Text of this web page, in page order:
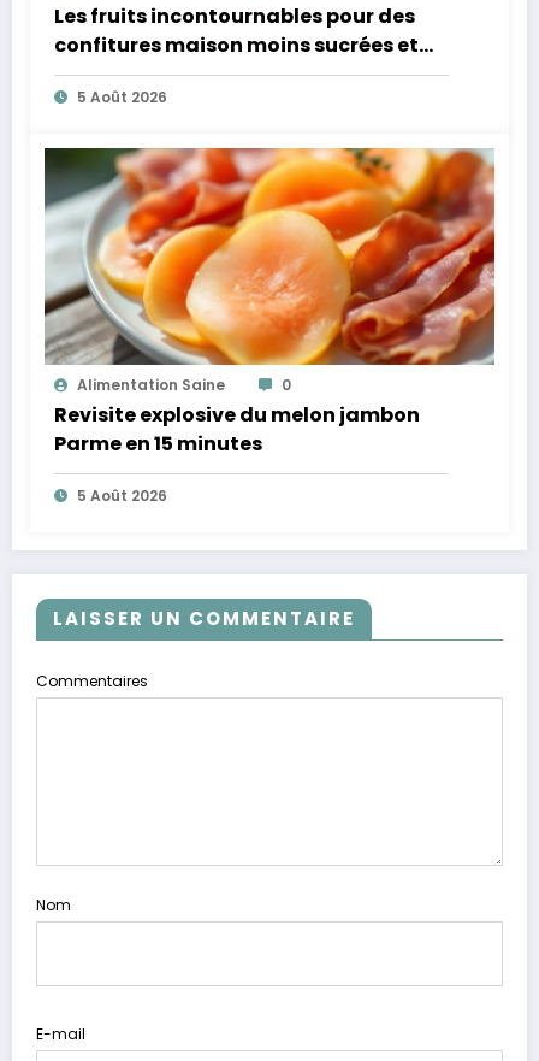
Les fruits incontournables pour des
confitures maison moins sucrées et
plus légères
5 Août 2026
Alimentation Saine 0
Revisite explosive du melon jambon
Parme en 15 minutes
5 Août 2026
LAISSER UN COMMENTAIRE
Commentaires
Nom
E-mail